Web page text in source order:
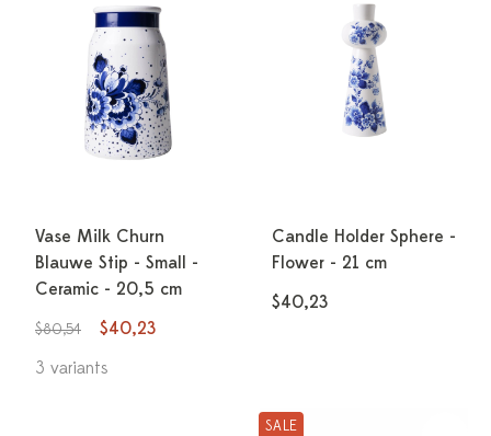
Vase Milk Churn
Blauwe Stip - Small -
Ceramic - 20,5 cm
$80,54
$40,23
3 variants
Candle Holder Sphere -
Flower - 21 cm
$40,23
SALE